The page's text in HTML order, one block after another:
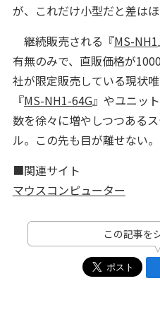
が、これだけ小型だと差は
継続販売される『MS-NH1
有無のみで、直販価格が
社が限定販売している現状
『MS-NH1-64G』やユニッ
数を徐々に増やしつつある
ル。この先も目が離せない。
■関連サイト
マウスコンピューター
この記事を